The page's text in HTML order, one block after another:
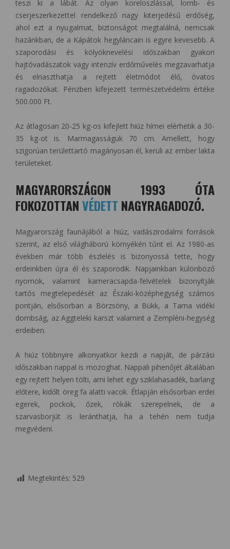
teszi ki a lábát. Az olyan koreloszlással, lomb- és
cserjeszerkezettel rendelkező nagy kiterjedésű erdőség,
ahol ezt a nyugalmat, biztonságot megtalálná, nemcsak
hazánkban, de a Kápátok hegyláncain is egyre kevesebb. A
szaporodási és kölyöknevelési időszakban gyakori
hajtóvadászatok vagy intenzív erdőművelés megzavarhatja
és elriaszthatja a rejtett életmódot élő, óvatos
ragadozókat. Pénzben kifejezett természetvédelmi értéke
500.000 Ft.
Az átlagosan 20-25 kg-os kifejlett hiúz hímei elérhetik a 30-
35 kg-ot is. Marmagasságuk 70 cm. Amellett, hogy
szigorúan területtartó magányosan él, kerüli az ember lakta
területeket.
MAGYARORSZÁGON 1993 ÓTA
FOKOZOTTANVÉDETT NAGYRAGADOZÓ.
Magyarország faunájából a hiúz, vadászirodalmi források
szerint, az első világháború környékén tűnt el. Az 1980-as
években már több észlelés is bizonyossá tette, hogy
erdeinkben újra él és szaporodik. Napjainkban különböző
nyomok, valamint kameracsapda-felvételek bizonyítják
tartós megtelepedését az Északi-középhegység számos
pontján, elsősorban a Börzsöny, a Bükk, a Tarna vidéki
dombság, az Aggteleki karszt valamint a Zempléni-hegység
erdeiben.
A hiúz többnyire alkonyatkor kezdi a napját, de párzási
időszakban nappal is mozoghat. Nappali pihenőjét általában
egy rejtett helyen tölti, ami lehet egy sziklahasadék, barlang
előtere, kidőlt öreg fa alatti vacok. Étlapján elsősorban erdei
egerek, pockok, őzek, rókák szerepelnek, de a
szarvasborjút is leránthatja, ha a tehén nem tudja
megvédeni.
Megtekintés: 529